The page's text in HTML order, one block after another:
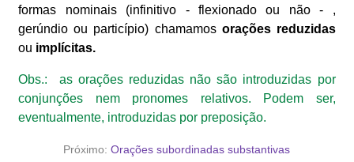
formas nominais (infinitivo - flexionado ou não - ,
gerúndio ou particípio) chamamos orações reduzidas
ou implícitas.
Obs.: as orações reduzidas não são introduzidas por
conjunções nem pronomes relativos. Podem ser,
eventualmente, introduzidas por preposição.
Próximo:Orações subordinadas substantivas